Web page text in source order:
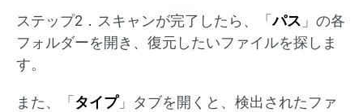
ステップ2．スキャンが完了したら、「パス 」の各
フォルダーを開き、復元したいファイルを探しま
す。
また、「 タイプ」タブを開くと、検出されたファ